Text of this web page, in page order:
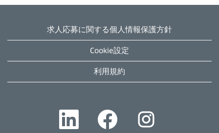
求人応募に関する個人情報保護方針
Cookie設定
利用規約
新
し
い
新
し
い
新
し
い